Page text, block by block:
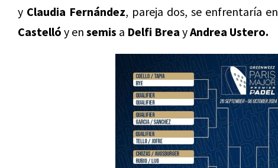
y Claudia Fernández, pareja dos, se enfrentaría en
Castelló y en semis a Delfi Brea yAndrea Ustero.